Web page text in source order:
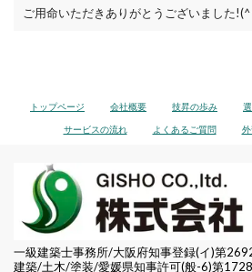
ご用命いただきありがとうございました
トップページ 会社概要 技昇の歩み
サービスの流れ よくあるご質問
一級建築士事務所/大阪府知事登録(イ)第
建築/土木/塗装/愛媛県知事許可(般-6)第